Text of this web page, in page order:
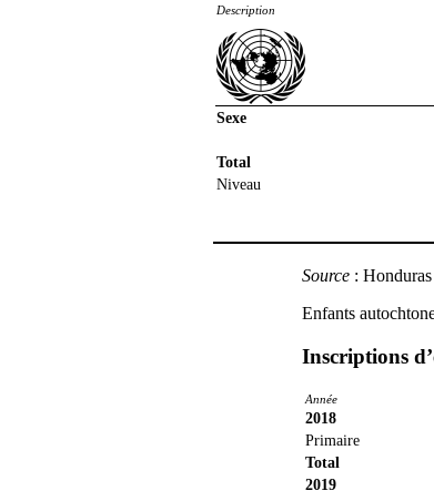
Description
Sexe
Total
Niveau
Source :
Enfants
Inscriptions
Année
2018
Primaire
Total
2019